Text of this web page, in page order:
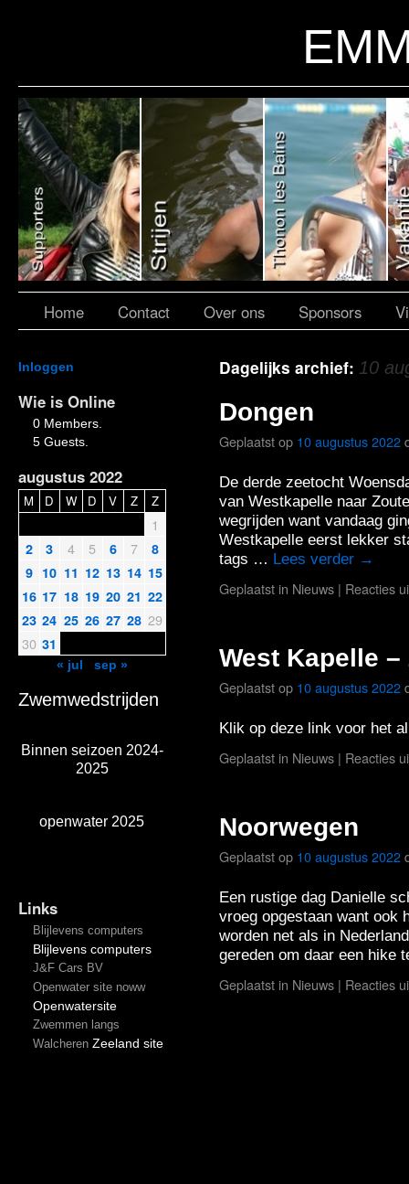
Home Contact Over ons Sponsors
Inloggen
Wie is Online
0 Members.
5 Guests.
augustus 2022
M D W D V Z Z
1
2 3 4 5 6 7
8
9 10 11 12 13 14 15
16 17 18 19 20 21 22
23 24 25 26 27 28 29
30 31
« jul sep »
Zwemwedstrijden
Binnen seizoen 2024-
2025
openwater 2025
Links
Blijlevens computers
Blijlevens computers
J&F Cars BV
Openwater site noww
Openwatersite
Zwemmen langs
WalcherenZeeland site
Dagelijks archief: 10
Dongen
Geplaatst op 10 augustus 2022
De derde zeetocht
van Westkapelle naar
wegrijden want vandaag
Westkapelle eerst lekker
tags … Lees verder →
Geplaatst in Nieuws | Reacties
West Kapelle
Geplaatst op 10 augustus 2022
Klik op deze link voor het
Geplaatst in Nieuws | Reacties
Noorwegen
Geplaatst op 10 augustus 2022
Een rustige dag Danielle
vroeg opgestaan want ook
worden net als in
gereden om daar een
Geplaatst in Nieuws | Reacties